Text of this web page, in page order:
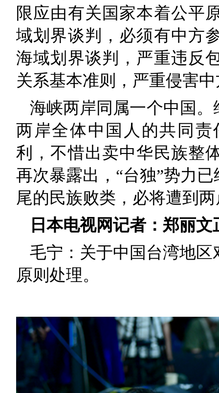
限应由有关国家本着公平
域划界谈判，必须有中方
海域划界谈判，严重违反
关系基本准则，严重侵害
海峡两岸同属一个中国
两岸全体中国人的共同
利，不惜出卖中华民族整
再次暴露出，“台独”势力
尾的民族败类，必将遭到
日本电视网记者：郑丽
毛宁：关于中国台湾地
原则处理。